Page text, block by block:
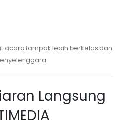
acara tampak lebih berkelas dan
Langsung